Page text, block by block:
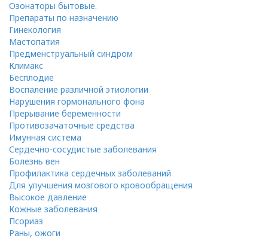
Озонаторы бытовые.
Препараты по назначению
Гинекология
Мастопатия
Предменструальный синдром
Климакс
Бесплодие
Воспаление различной этиологии
Нарушения гормонального фона
Прерывание беременности
Противозачаточные средства
Имунная система
Сердечно-сосудистые заболевания
Болезнь вен
Профилактика сердечных заболеваний
Для улучшения мозгового кровообращения
Высокое давление
Кожные заболевания
Псориаз
Раны, ожоги